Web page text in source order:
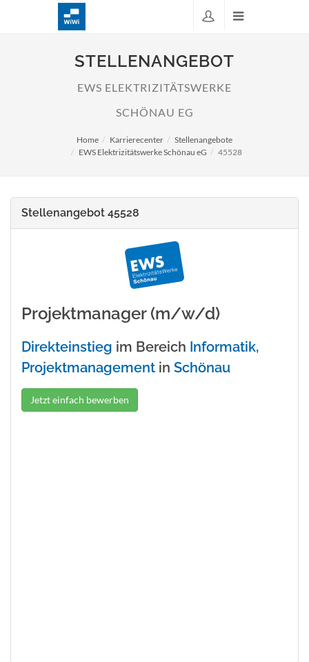
STELLENANGEBOT
EWS ELEKTRIZITÄTSWERKE
SCHÖNAU EG
Home Karrierecenter
Stellenangebote
EWS Elektrizitätswerke Schönau eG
45528
Stellenangebot 45528
Projektmanager (m/w/d)
Direkteinstieg im Bereich Informatik,
Projektmanagement in Schönau
Jetzt einfach bewerben